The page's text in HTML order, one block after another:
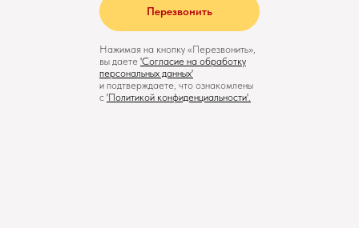
Перезвонить
Нажимая на кнопку «Перезвонить»,
вы даете 'Cогласие на обработку
персональных данных'
и подтверждаете, что ознакомлены
с 'Политикой конфиденциальности'.